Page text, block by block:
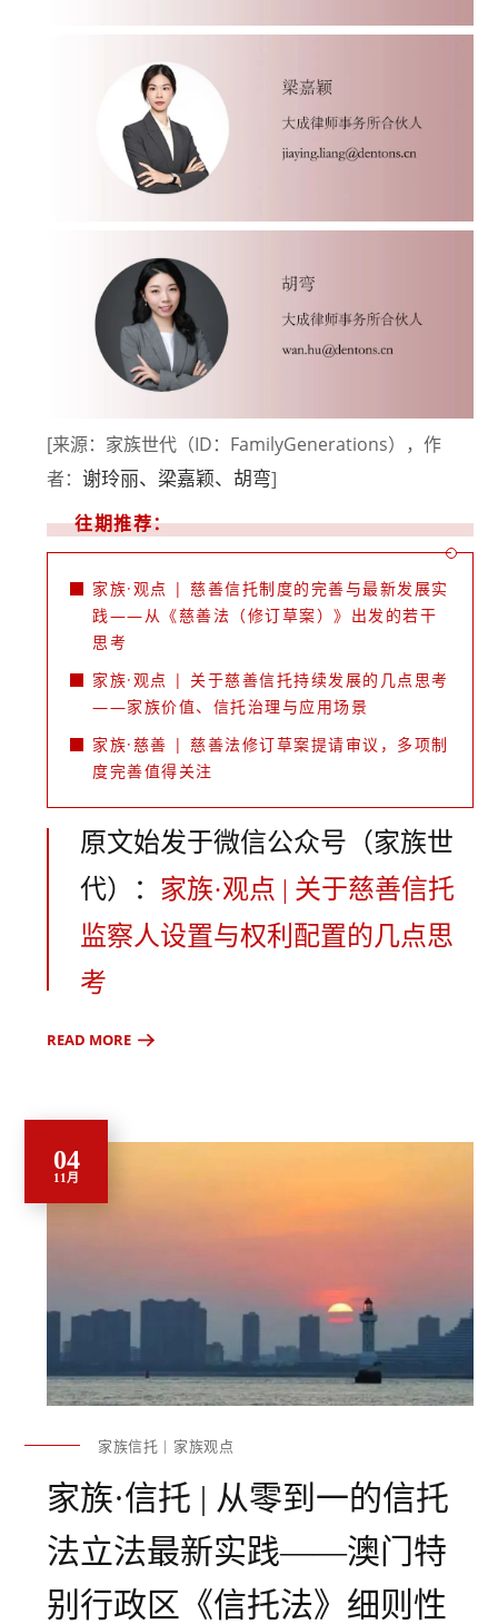
[来源：家族世代（ID：FamilyGenerations），作
者：谢玲丽、梁嘉颖、胡弯]
往期推荐：
家族·观点 | 慈善信托制度的完善与最新发展实
践——从《慈善法（修订草案）》出发的若干
思考
家族·观点 | 关于慈善信托持续发展的几点思考
——家族价值、信托治理与应用场景
家族·慈善 | 慈善法修订草案提请审议，多项制
度完善值得关注
原文始发于微信公众号（家族世
代）： 家族·观点 | 关于慈善信托
监察人设置与权利配置的几点思
考
READ MORE
04
11月
家族信托 家族观点
家族·信托 | 从零到一的信托
法立法最新实践——澳门特
别行政区《信托法》细则性